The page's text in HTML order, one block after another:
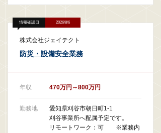
情報確認日 2026/8/6
株式会社ジェイテクト
防災・設備安全業務
年収 470万円～800万円
勤務地
愛知県刈谷市朝日町1-1
刈谷事業所へ配属予定です。
リモートワーク：可 ※業務内